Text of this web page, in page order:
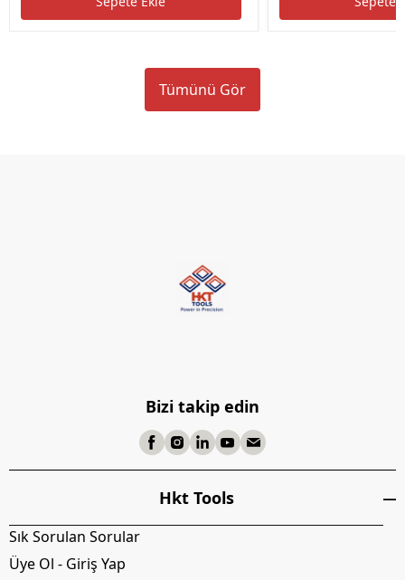
Tümünü Gör
Bizi takip edin
Hkt Tools
Sık Sorulan Sorular
Üye Ol - Giriş Yap